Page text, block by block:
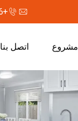
+86 15817060437
مشروع اتصل بنا